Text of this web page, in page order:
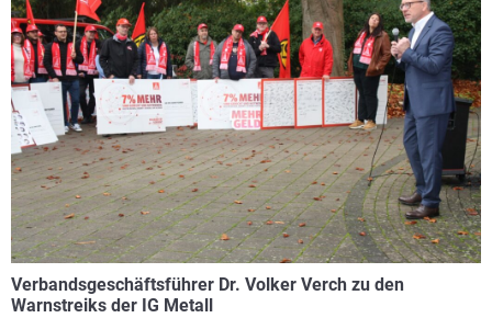
Verbandsgeschäftsführer Dr. Volker Verch zu den
Warnstreiks der IG Metall